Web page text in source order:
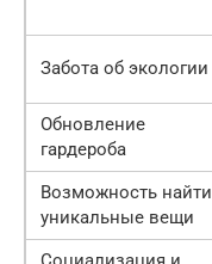
Забота об экологии
Обновление
гардероба
Возможность найти
уникальные вещи